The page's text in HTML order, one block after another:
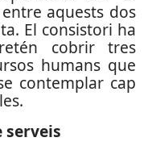
entre aquests dos
El consistori ha
cobrir tres
humans que
contemplar cap
serveis